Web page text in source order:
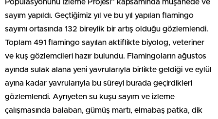
Popülasyonunu İzleme Projesi’’ kapsamında müşahede ve
sayım yapıldı. Geçtiğimiz yıl ve bu yıl yapılan flamingo
sayımı ortasında 132 bireylik bir artış olduğu gözlemlendi.
Toplam 491 flamingo sayılan aktiflikte biyolog, veteriner
ve kuş gözlemcileri hazır bulundu. Flamingoların ağustos
ayında sulak alana yeni yavrularıyla birlikte geldiği ve eylül
ayına kadar yavrularıyla bu süreyi burada geçirdikleri
gözlemlendi. Ayrıyeten su kuşu sayım ve izleme
çalışmasında balaban, gümüş martı, elmabaş patka, dik